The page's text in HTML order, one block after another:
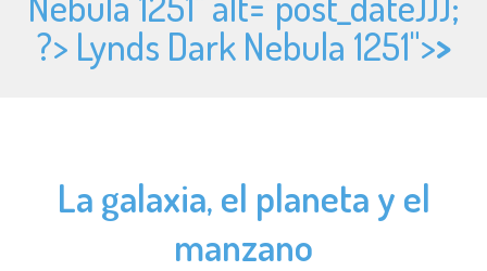
?> Lynds Dark Nebula 1251">>
La galaxia, el planeta y el
manzano